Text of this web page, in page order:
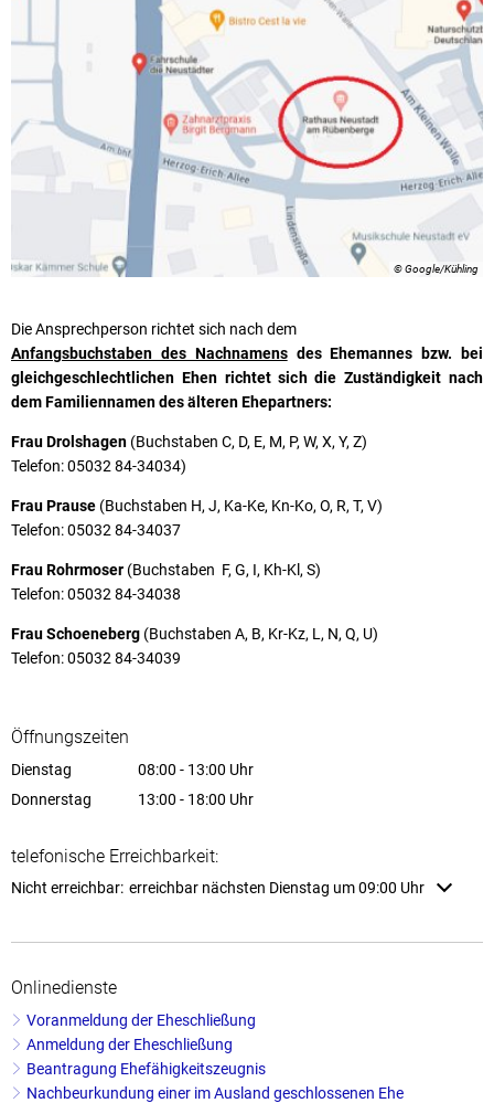
© Google/Kühling
Die Ansprechperson richtet sich nach dem
Anfangsbuchstaben des Nachnamensdes Ehemannes bzw. bei
gleichgeschlechtlichen Ehen richtet sich die Zuständigkeit nach
dem Familiennamen des älteren Ehepartners:
Frau Drolshagen (Buchstaben C, D, E, M, P, W, X, Y, Z)
Telefon: 05032 84-34034)
Frau Prause (Buchstaben H, J, Ka-Ke, Kn-Ko, O, R, T, V)
Telefon: 05032 84-34037
Frau Rohrmoser (Buchstaben F, G, I, Kh-Kl, S)
Telefon: 05032 84-34038
Frau Schoeneberg (Buchstaben A, B, Kr-Kz, L, N, Q, U)
Telefon: 05032 84-34039
Öffnungszeiten
Dienstag 08:00 - 13:00 Uhr
Von 08:00 bis 13:00 Uhr
Donnerstag 13:00 - 18:00 Uhr
telefonische Erreichbarkeit:
Klicken, um weitere Erreichbarkeiten auszublenden
Nicht erreichbar: erreichbar nächsten Dienstag um 09:00 Uhr
Onlinedienste
Voranmeldung der Eheschließung
Anmeldung der Eheschließung
Beantragung Ehefähigkeitszeugnis
Nachbeurkundung einer im Ausland geschlossenen Ehe